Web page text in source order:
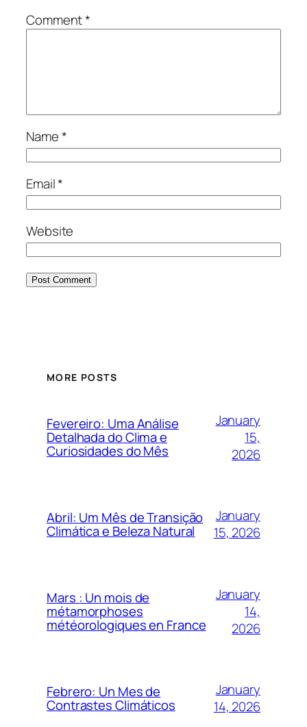
Comment*
Name*
Email*
Website
MORE POSTS
Fevereiro: Uma Análise
Detalhada do Clima e
Curiosidades do Mês
January
15,
2026
Abril: Um Mês de Transição
Climática e Beleza Natural
January
15, 2026
Mars : Un mois de
métamorphoses
météorologiques en France
January
14,
2026
Febrero: Un Mes de
Contrastes Climáticos
January
14, 2026